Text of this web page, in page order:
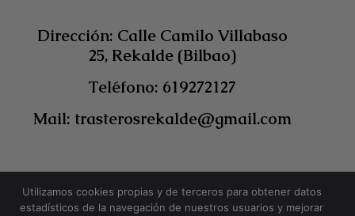
Dirección: Calle Camilo Villabaso
25, Rekalde (Bilbao)
Teléfono: 619272127
Mail: trasterosrekalde@gmail.com
Política de privacidad
Utilizamos cookies propias y de terceros para obtener datos
estadísticos de la navegación de nuestros usuarios y mejorar